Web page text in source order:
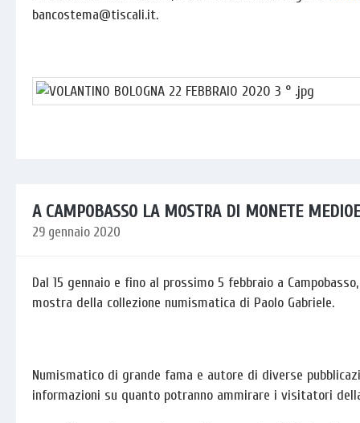
bancostema@tiscali.it.
A CAMPOBASSO LA MOSTRA DI MONETE
29 gennaio 2020
Dal 15 gennaio e fino al prossimo 5 febbraio a
mostra della collezione numismatica di Paolo Gabriele.
Numismatico di grande fama e autore di diverse
informazioni su quanto potranno ammirare i visitatori